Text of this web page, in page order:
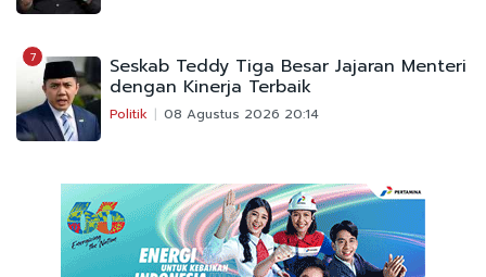
7 Seskab Teddy Tiga Besar Jajaran Menteri
dengan Kinerja Terbaik
Politik 08 Agustus 2026 20:14